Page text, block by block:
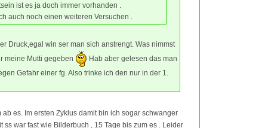
ist es ja doch immer vorhanden .
auch noch einen weiteren Versuchen .
Druck,egal win ser man sich anstrengt. Was nimmst
meine Mutti gegeben
Hab aber gelesen das man
Gefahr einer fg. Also trinke ich den nur in der 1.
es. Im ersten Zyklus damit bin ich sogar schwanger
war fast wie Bilderbuch , 15 Tage bis zum es . Leider